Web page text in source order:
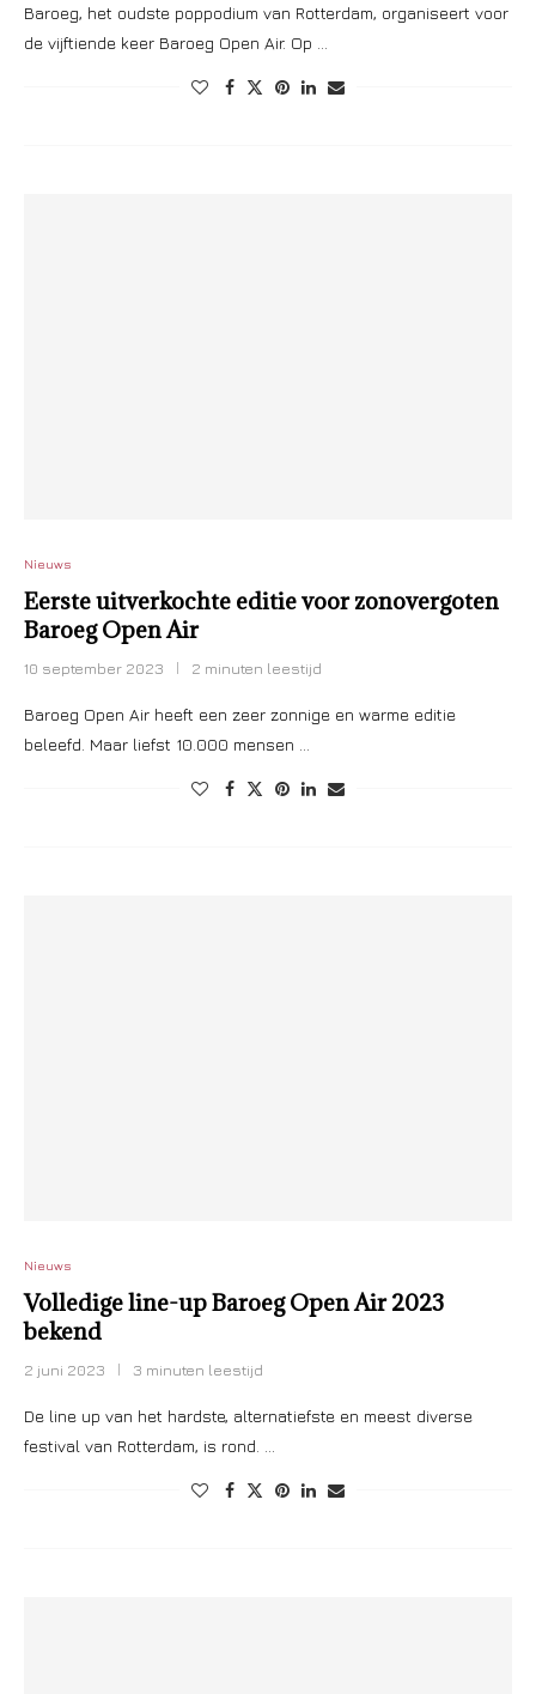
Baroeg, het oudste poppodium van Rotterdam, organiseert voor
de vijftiende keer Baroeg Open Air. Op …
Nieuws
Eerste uitverkochte editie voor zonovergoten
Baroeg Open Air
10 september 2023 2 minuten leestijd
Baroeg Open Air heeft een zeer zonnige en warme editie
beleefd. Maar liefst 10.000 mensen …
Nieuws
Volledige line-up Baroeg Open Air 2023
bekend
2 juni 2023 3 minuten leestijd
De line up van het hardste, alternatiefste en meest diverse
festival van Rotterdam, is rond. …